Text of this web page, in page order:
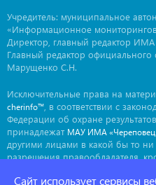
Учредитель: муниципальное
«Информационное
Директор, главный редактор
Главный редактор официального
Марущенко С.Н.
Исключительные права на
cherinfo™ , в соответствии с
Федерации об охране
принадлежат МАУ ИМА
другими лицами в какой бы то
разрешения правообладателя,
ima@cherinfo.ru. Мнение авторов
Сайт использует сервисы